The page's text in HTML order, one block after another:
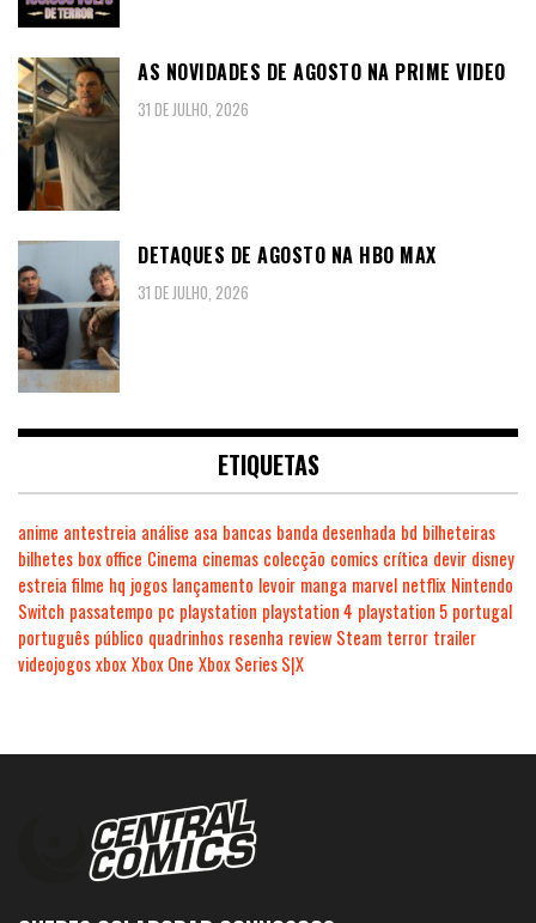
AS NOVIDADES DE AGOSTO NA PRIME VIDEO
31 DE JULHO, 2026
DETAQUES DE AGOSTO NA HBO MAX
31 DE JULHO, 2026
ETIQUETAS
anime antestreia análise asa bancas banda desenhada bd bilheteiras
bilhetes box office Cinema cinemas colecção comics crítica devir disney
estreia filme hq jogos lançamento levoir manga marvel netflix Nintendo
Switch passatempo pc playstation playstation 4 playstation 5 portugal
português público quadrinhos resenha review Steam terror trailer
videojogosxboxXbox One Xbox Series S|X